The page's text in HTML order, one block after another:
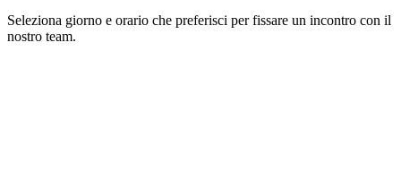
Seleziona giorno e orario che preferisci per fissare un incontro con il
nostro team.